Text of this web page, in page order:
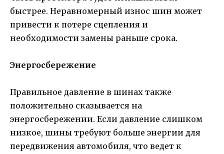
быстрее. Неравномерный износ шин может
привести к потере сцепления и
необходимости замены раньше срока.
Энергосбережение
Правильное давление в шинах также
положительно сказывается на
энергосбережении. Если давление слишком
низкое, шины требуют больше энергии для
передвижения автомобиля, что ведет к